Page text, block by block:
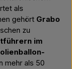
als
gehört Grabo
zu
im
mehr als 50